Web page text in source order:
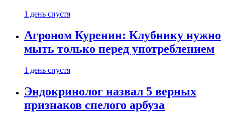
1 день спустя
Агроном Куренин: Клубнику нужно
мыть только перед употреблением
1 день спустя
Эндокринолог назвал 5 верных
признаков спелого арбуза